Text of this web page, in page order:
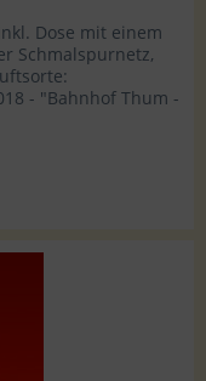
Dose mit einem
Schmalspurnetz,
- "Bahnhof Thum -